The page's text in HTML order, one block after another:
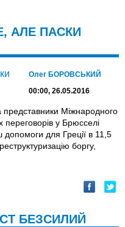
АЛЕ ПАСКИ
Олег БОРОВСЬКИЙ
00:00, 26.05.2016
представники Міжнародного
у Брюсселі
для Греції в 11,5
боргу,
БЕЗСИЛИЙ